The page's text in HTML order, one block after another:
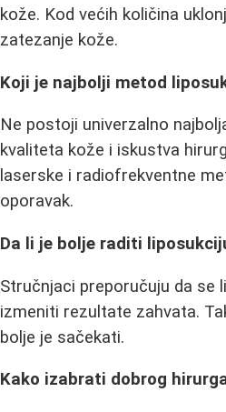
kože. Kod većih količina
zatezanje kože.
Koji je najbolji metod
Ne postoji univerzalno
kvaliteta kože i iskustva
laserske i radiofrekventne
oporavak.
Da li je bolje raditi
Stručnjaci preporučuju da se
izmeniti rezultate zahvata.
bolje je sačekati.
Kako izabrati dobrog